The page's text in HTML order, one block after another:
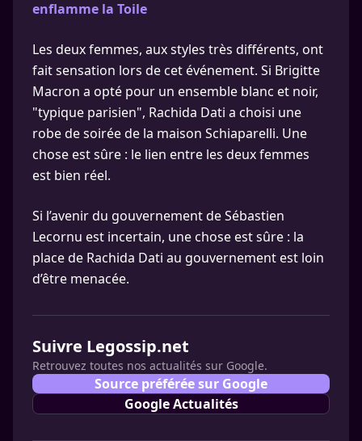
enflamme la Toile
Les deux femmes, aux styles très différents, ont
fait sensation lors de cet événement. Si Brigitte
Macron a opté pour un ensemble blanc et noir,
"typique parisien", Rachida Dati a choisi une
robe de soirée de la maison Schiaparelli. Une
chose est sûre : le lien entre les deux femmes
est bien réel.
Si l’avenir du gouvernement de Sébastien
Lecornu est incertain, une chose est sûre : la
place de Rachida Dati au gouvernement est loin
d’être menacée.
Suivre Legossip.net
Retrouvez toutes nos actualités sur Google.
Source préférée sur Google
Google Actualités